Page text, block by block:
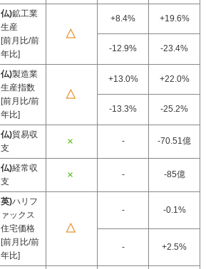
仏)鉱工業
生産
[前月比/前
年比]
+8.4% +19.6%
-12.9% -23.4%
仏)製造業
生産指数
[前月比/前
年比]
+13.0% +22.0%
-13.3% -25.2%
仏)貿易収
支
- -70.51億
仏)経常収
支
- -85億
英)ハリフ
ァックス
住宅価格
[前月比/前
年比]
- -0.1%
- +2.5%